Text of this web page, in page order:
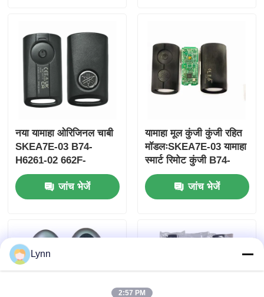
उत्पाद
नया यामाहा ओरिजिनल चाबी
SKEA7E-03 B74-
H6261-02 662F-
SKEA7D03
जांच भेजें
यामाहा मूल कुंजी कुंजी रहित
मॉडलःSKEA7E-03 यामाहा
स्मार्ट रिमोट कुंजी B74-
H6261-02/662F-
SKEA7D03 के लिए
जांच भेजें
Lynn
2:57 PM